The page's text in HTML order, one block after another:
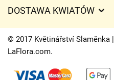
Czasy dostawy kwiatów –
DOSTAWA KWIATÓW
Opłaty za dostawę
Gdzie dostarczamy kwiaty
Kontakt
© 2017 Květinářství Slaměnka
LaFlora.com.